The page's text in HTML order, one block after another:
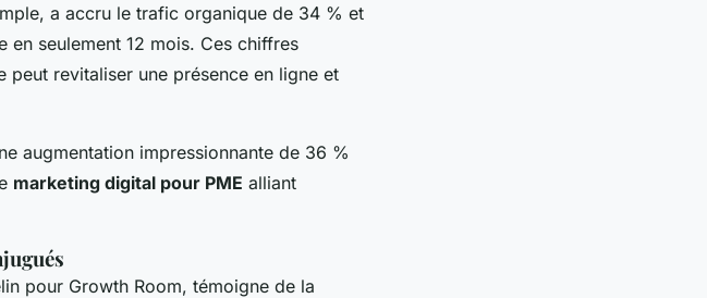
a accru le trafic organique de 34 % et
en seulement 12 mois. Ces chiffres
peut revitaliser une présence en ligne et
augmentation impressionnante de 36 %
marketing digital pour PME alliant
pour Growth Room, témoigne de la